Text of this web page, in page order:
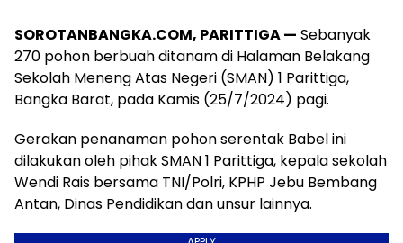
SOROTANBANGKA.COM, PARITTIGA — Sebanyak
270 pohon berbuah ditanam di Halaman Belakang
Sekolah Meneng Atas Negeri (SMAN) 1 Parittiga,
Bangka Barat, pada Kamis (25/7/2024) pagi.
Gerakan penanaman pohon serentak Babel ini
dilakukan oleh pihak SMAN 1 Parittiga, kepala sekolah
Wendi Rais bersama TNI/Polri, KPHP Jebu Bembang
Antan, Dinas Pendidikan dan unsur lainnya.